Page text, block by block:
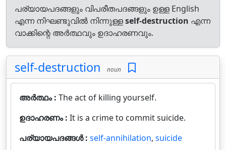
പര്യായപദങ്ങളും വിപരീതപദങ്ങളും ഉള്ള English
എന്ന നിഘണ്ടുവിൽ നിന്നുള്ളself-destruction എന്ന
വാക്കിന്റെ അർത്ഥവും ഉദാഹരണവും.
self-destruction noun
അർത്ഥം : The act of killing yourself.
ഉദാഹരണം : It is a crime to commit suicide.
പര്യായപദങ്ങൾ : self-annihilation, suicide